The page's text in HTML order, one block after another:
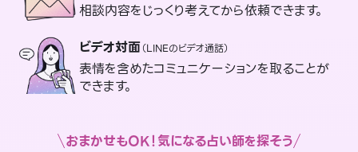
相談内容をじっくり考えてから依頼できます。
ビデオ対面（LINEのビデオ通話）
表情を含めたコミュニケーションを取ることが
できます。
おまかせもOK！気になる占い師を探そう